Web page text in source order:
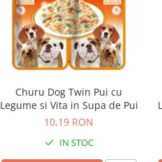
Churu Dog Twin Pui cu
Legume si Vita in Supa de Pui
10,19 RON
IN STOC